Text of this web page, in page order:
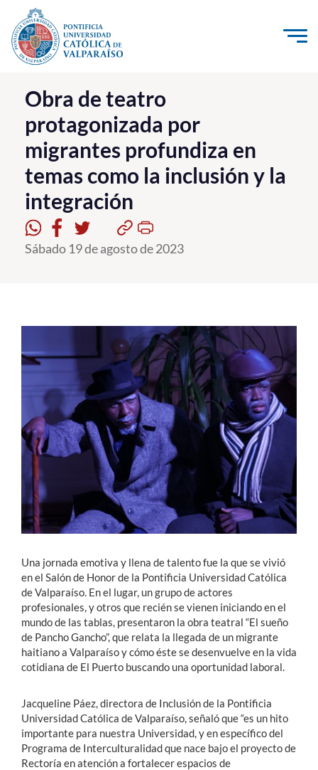
Click acá para ir directamente al contenido
La Universidad
Investigación, Creación e Innovación
PUCV Internacional
Vinculación con el Medio
Admisión
Pregrado
Estudiantes
Académicos
Funcionarios
Alumni
English
Obra de teatro
protagonizada por
migrantes profundiza en
temas como la inclusión y la
integración
Sábado 19 de agosto de 2023
Una jornada emotiva y llena de talento fue la que se vivió
en el Salón de Honor de la Pontificia Universidad Católica
de Valparaíso. En el lugar, un grupo de actores
profesionales, y otros que recién se vienen iniciando en el
mundo de las tablas, presentaron la obra teatral “El sueño
de Pancho Gancho”, que relata la llegada de un migrante
haitiano a Valparaíso y cómo éste se desenvuelve en la vida
cotidiana de El Puerto buscando una oportunidad laboral.
Jacqueline Páez, directora de Inclusión de la Pontificia
Universidad Católica de Valparaíso, señaló que “es un hito
importante para nuestra Universidad, y en específico del
Programa de Interculturalidad que nace bajo el proyecto de
Rectoría en atención a fortalecer espacios de